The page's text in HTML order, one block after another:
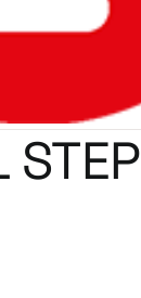
STEP